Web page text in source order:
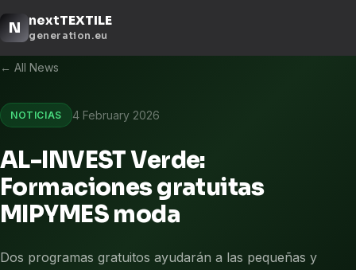
N nextTEXTILE
generation.eu
← All News
NOTICIAS 4 February 2026
AL-INVEST Verde:
Formaciones gratuitas
MIPYMES moda
Dos programas gratuitos ayudarán a las pequeñas y